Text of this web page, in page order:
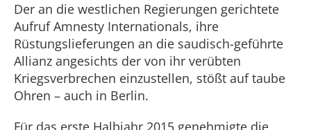
Der an die westlichen Regierungen gerichtete
Aufruf Amnesty Internationals, ihre
Rüstungslieferungen an die saudisch-geführte
Allianz angesichts der von ihr verübten
Kriegsverbrechen einzustellen, stößt auf taube
Ohren – auch in Berlin.
Für das erste Halbjahr 2015 genehmigte die